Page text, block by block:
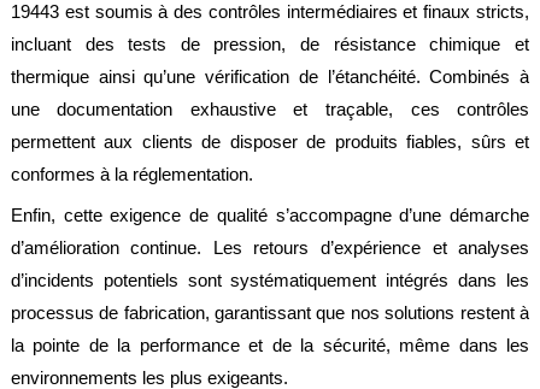
19443 est soumis à des contrôles intermédiaires et finaux stricts,
incluant des tests de pression, de résistance chimique et
thermique ainsi qu’une vérification de l’étanchéité. Combinés à
une documentation exhaustive et traçable, ces contrôles
permettent aux clients de disposer de produits fiables, sûrs et
conformes à la réglementation.
Enfin, cette exigence de qualité s’accompagne d’une démarche
d’amélioration continue. Les retours d’expérience et analyses
d’incidents potentiels sont systématiquement intégrés dans les
processus de fabrication, garantissant que nos solutions restent à
la pointe de la performance et de la sécurité, même dans les
environnements les plus exigeants.